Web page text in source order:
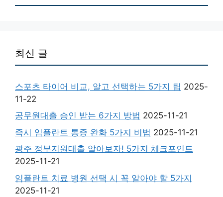
최신 글
스포츠 타이어 비교, 알고 선택하는 5가지 팁 2025-
11-22
공무원대출 승인 받는 6가지 방법 2025-11-21
즉시 임플란트 통증 완화 5가지 비법 2025-11-21
광주 정부지원대출 알아보자! 5가지 체크포인트
2025-11-21
임플란트 치료 병원 선택 시 꼭 알아야 할 5가지
2025-11-21